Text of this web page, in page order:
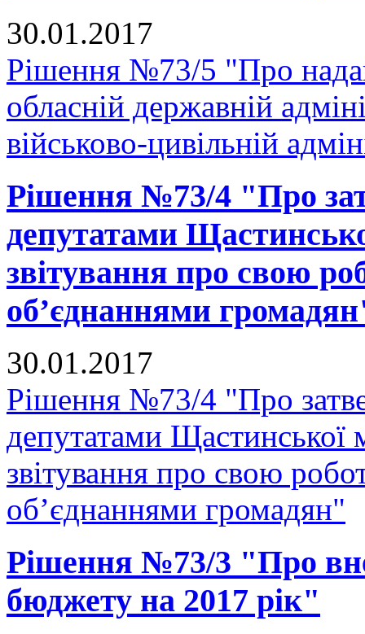
30.01.2017
Рішення №73/5 "Про
обласній державній
військово-цивільній
Рішення №73/4 "Про
депутатами
звітування про свою
об’єднаннями
30.01.2017
Рішення №73/4 "Про
депутатами Щастинської
звітування про свою
об’єднаннями громадян"
Рішення №73/3 "Про
бюджету на 2017 рік"